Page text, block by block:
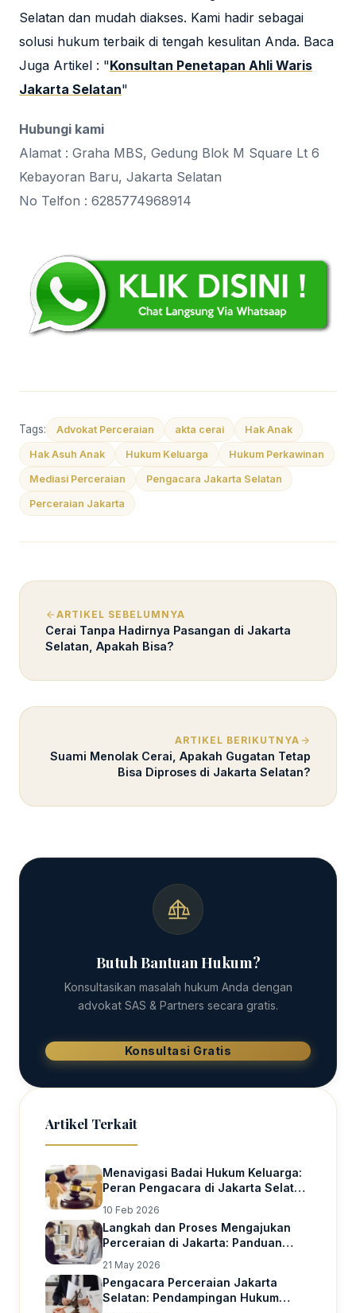
Selatan dan mudah diakses. Kami hadir sebagai
solusi hukum terbaik di tengah kesulitan Anda. Baca
Juga Artikel : "Konsultan Penetapan Ahli Waris
Jakarta Selatan"
Hubungi kami
Alamat : Graha MBS, Gedung Blok M Square Lt 6
Kebayoran Baru, Jakarta Selatan
No Telfon : 6285774968914
Tags: Advokat Perceraian akta cerai Hak Anak
Hak Asuh Anak Hukum Keluarga Hukum Perkawinan
Mediasi Perceraian Pengacara Jakarta Selatan
Perceraian Jakarta
ARTIKEL SEBELUMNYA
Cerai Tanpa Hadirnya Pasangan di Jakarta
Selatan, Apakah Bisa?
ARTIKEL BERIKUTNYA
Suami Menolak Cerai, Apakah Gugatan Tetap
Bisa Diproses di Jakarta Selatan?
Butuh Bantuan Hukum?
Konsultasikan masalah hukum Anda dengan
advokat SAS & Partners secara gratis.
Konsultasi Gratis
Artikel Terkait
Menavigasi Badai Hukum Keluarga:
Peran Pengacara di Jakarta Selatan
Anak
10 Feb 2026
Langkah dan Proses Mengajukan
Perceraian di Jakarta: Panduan
21 May 2026
Pengacara Perceraian Jakarta
Selatan: Pendampingan Hukum